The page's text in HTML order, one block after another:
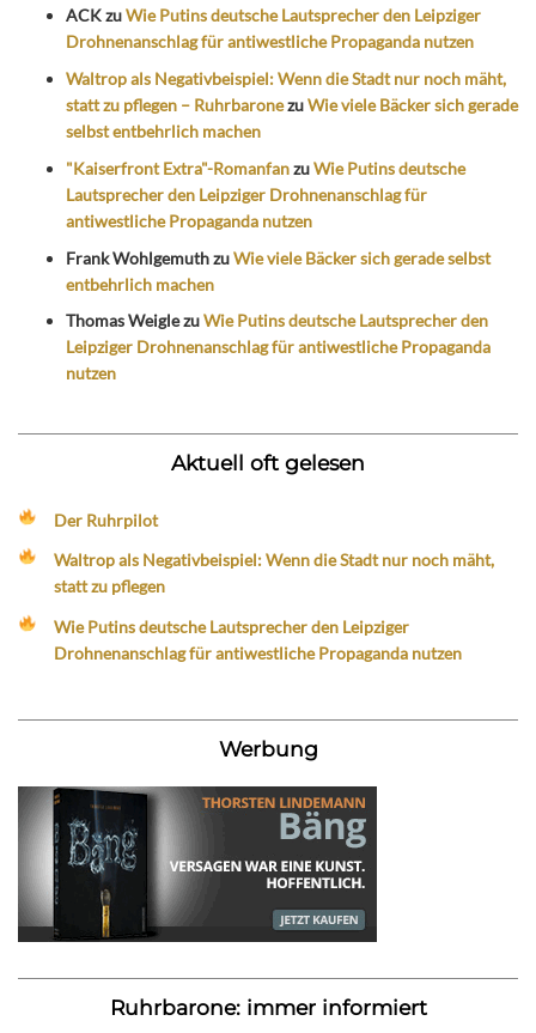
ACKzuWie Putins deutsche Lautsprecher den Leipziger
Drohnenanschlag für antiwestliche Propaganda nutzen
Waltrop als Negativbeispiel: Wenn die Stadt nur noch mäht,
statt zu pflegen – RuhrbaronezuWie viele Bäcker sich gerade
selbst entbehrlich machen
"Kaiserfront Extra"-RomanfanzuWie Putins deutsche
Lautsprecher den Leipziger Drohnenanschlag für
antiwestliche Propaganda nutzen
Frank WohlgemuthzuWie viele Bäcker sich gerade selbst
entbehrlich machen
Thomas WeiglezuWie Putins deutsche Lautsprecher den
Leipziger Drohnenanschlag für antiwestliche Propaganda
nutzen
Aktuell oft gelesen
Der Ruhrpilot
Waltrop als Negativbeispiel: Wenn die Stadt nur noch mäht,
statt zu pflegen
Wie Putins deutsche Lautsprecher den Leipziger
Drohnenanschlag für antiwestliche Propaganda nutzen
Werbung
Ruhrbarone: immer informiert